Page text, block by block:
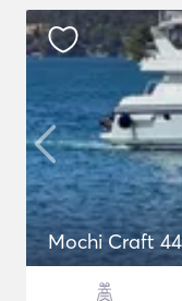
Mochi Craft 44